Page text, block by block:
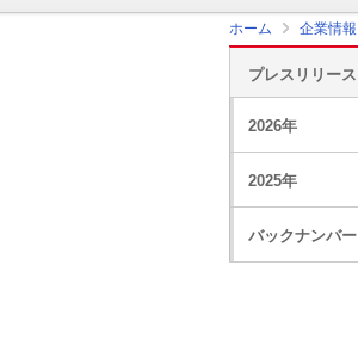
ホーム 企業情報
プレスリリース
2026年
2025年
バックナンバー